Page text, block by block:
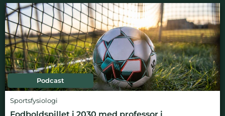
Podcast
Sportsfysiologi